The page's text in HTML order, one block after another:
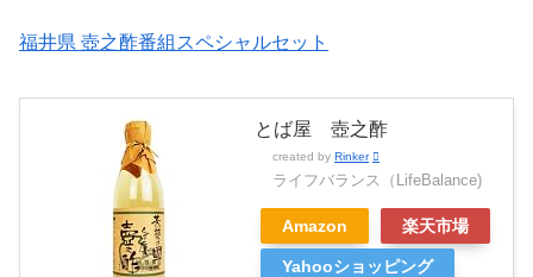
福井県 壺之酢番組スペシャルセット
とば屋 壺之酢
created by Rinker
ライフバランス（LifeBalance)
Amazon 楽天市場
Yahooショッピング